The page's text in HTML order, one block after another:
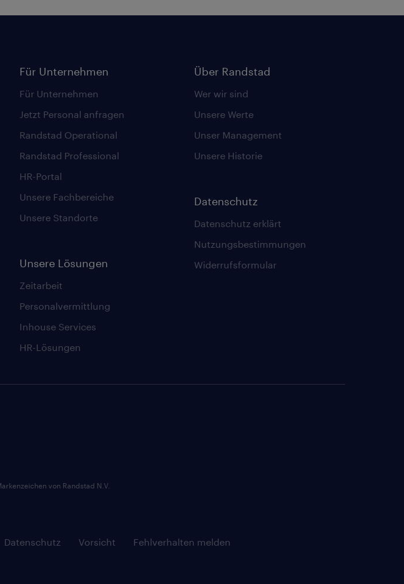
Für Unternehmen
Für Unternehmen
Jetzt Personal anfragen
Randstad Operational
Randstad Professional
HR-Portal
Unsere Fachbereiche
Unsere Standorte
Unsere Lösungen
Zeitarbeit
Personalvermittlung
Inhouse Services
HR-Lösungen
Über Randstad
Wer wir sind
Unsere Werte
Unser Management
Unsere Historie
Datenschutz
Datenschutz erklärt
Nutzungsbestimmungen
Widerrufsformular
Datenschutz Vorsicht
Fehlverhalten melden
von Randstad N.V.